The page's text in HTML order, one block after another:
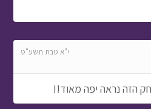
י"א טבת תשע"ט
הזה נראה יפה מאוד!!